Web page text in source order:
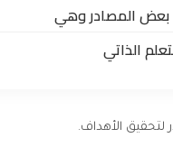
بعض المصادر وهي
الذاتي
لتحقيق الأهداف.